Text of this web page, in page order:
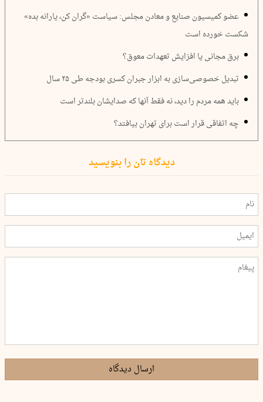
عضو کمیسیون صنایع و معادن مجلس: سیاست «گران کن، یارانه بده»
شکست خورده است
برق مجانی یا افزایش تعهدات معوق؟
تبدیل خصوصی‌سازی به ابزار جبران کسری بودجه طی ۲۵ سال
باید همه مردم را دید، نه فقط آنها که صدایشان بلندتر است
چه اتفاقی قرار است برای تهران بیافتد؟
دیدگاه تان را بنویسید
ارسال دیدگاه